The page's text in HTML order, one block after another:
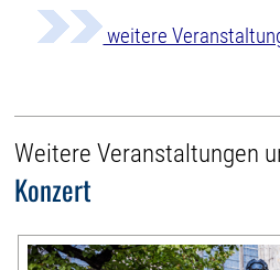
weitere
Weitere Veranstaltungen
Konzert